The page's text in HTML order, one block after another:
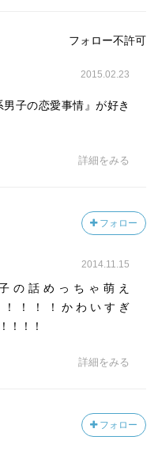
フォロー不許可
2015.02.23
子の恋愛事情』が好き
詳細をみる
フォロー
2014.11.15
の話めっちゃ萌え
！！！かわいすぎ
！！！
詳細をみる
フォロー